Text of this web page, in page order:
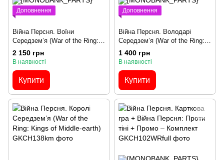
Доповнення
Війна Персня. Воїни
Середзем’я (War of the Ring:
Warriors of Middle-earth)
2 150 грн
В наявності
Купити
Доповнення
Війна Персня. Володарі
Середзем’я (War of the Ring:
Lords of Middle-earth)
1 400 грн
В наявності
Купити